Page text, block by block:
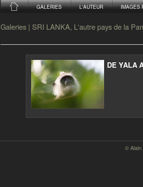
GALERIES L'AUTEUR IMAGES
Galeries | SRI LANKA, L'autre pays de la
DE YALA
©